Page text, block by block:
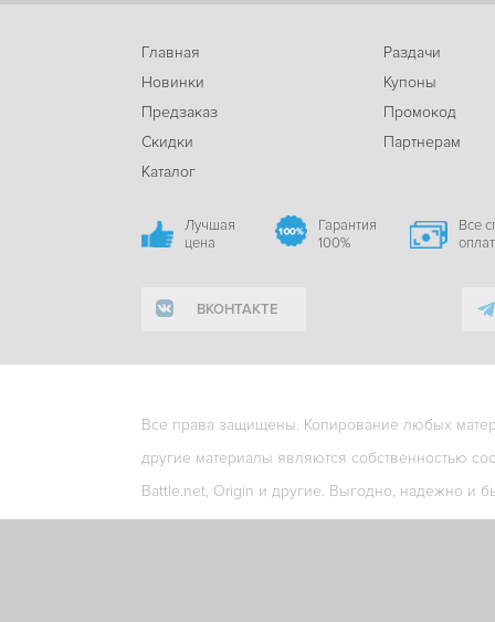
Главная
Новинки
Предзаказ
Скидки
Каталог
Раздачи
Купоны
Промокод
Партнерам
Лучшая
цена
Гарантия
100%
Все
ВКОНТАКТЕ
Все права защищены. Копирование любых
другие материалы являются собственностью
Battle.net, Origin и другие. Выгодно, надежно и